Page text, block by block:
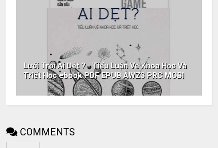
Lưới Trời Ai Dệt ? - Tiểu Luận Về Khoa Học Và
Triết Học ebook PDF EPUB AWZ3 PRC MOBI
COMMENTS